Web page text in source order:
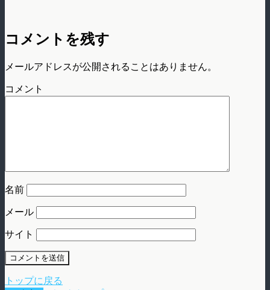
コメントを残す
メールアドレスが公開されることはありません。
コメント
名前
メール
サイト
トップに戻る